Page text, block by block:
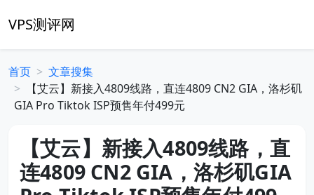
VPS测评网
首页
文章搜集
【艾云】新接入4809线路，直连4809 CN2 GIA，洛杉矶
GIA Pro Tiktok ISP预售年付499元
【艾云】新接入4809线路，直
连4809 CN2 GIA，洛杉矶GIA